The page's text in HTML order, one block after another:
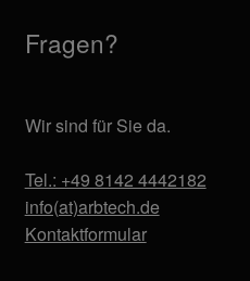
Fragen?
Wir sind für Sie da.
Tel.: +49 8142 4442182
info(at)arbtech.de
Kontaktformular